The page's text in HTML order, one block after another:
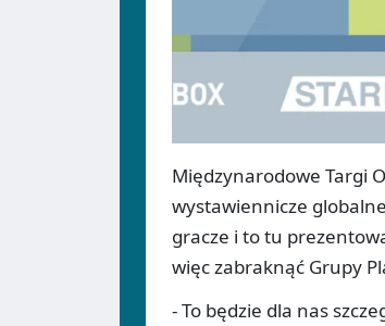
Międzynarodowe Targi
wystawiennicze
gracze i to tu
więc zabraknąć Grupy
- To będzie dla nas